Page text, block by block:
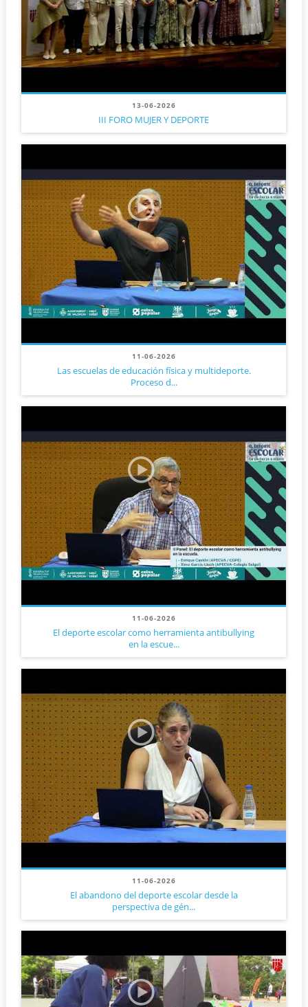
13-06-2026
III FORO MUJER Y DEPORTE
11-06-2026
Las escuelas de educación física y multideporte.
Proceso d...
11-06-2026
El deporte escolar como herramienta antibullying
en la escue...
11-06-2026
El abandono del deporte escolar desde la
perspectiva de gén...